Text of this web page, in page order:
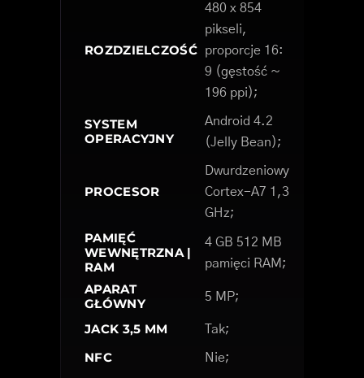
ROZDZIELCZOŚĆ
480 x 854
pikseli,
proporcje 16:
9 (gęstość ~
196 ppi);
SYSTEM
OPERACYJNY
Android 4.2
(Jelly Bean);
PROCESOR
Dwurdzeniowy
Cortex-A7 1,3
GHz;
PAMIĘĆ
WEWNĘTRZNA |
RAM
4 GB 512 MB
pamięci RAM;
APARAT
GŁÓWNY
5 MP;
JACK 3,5 MM Tak;
NFC Nie;